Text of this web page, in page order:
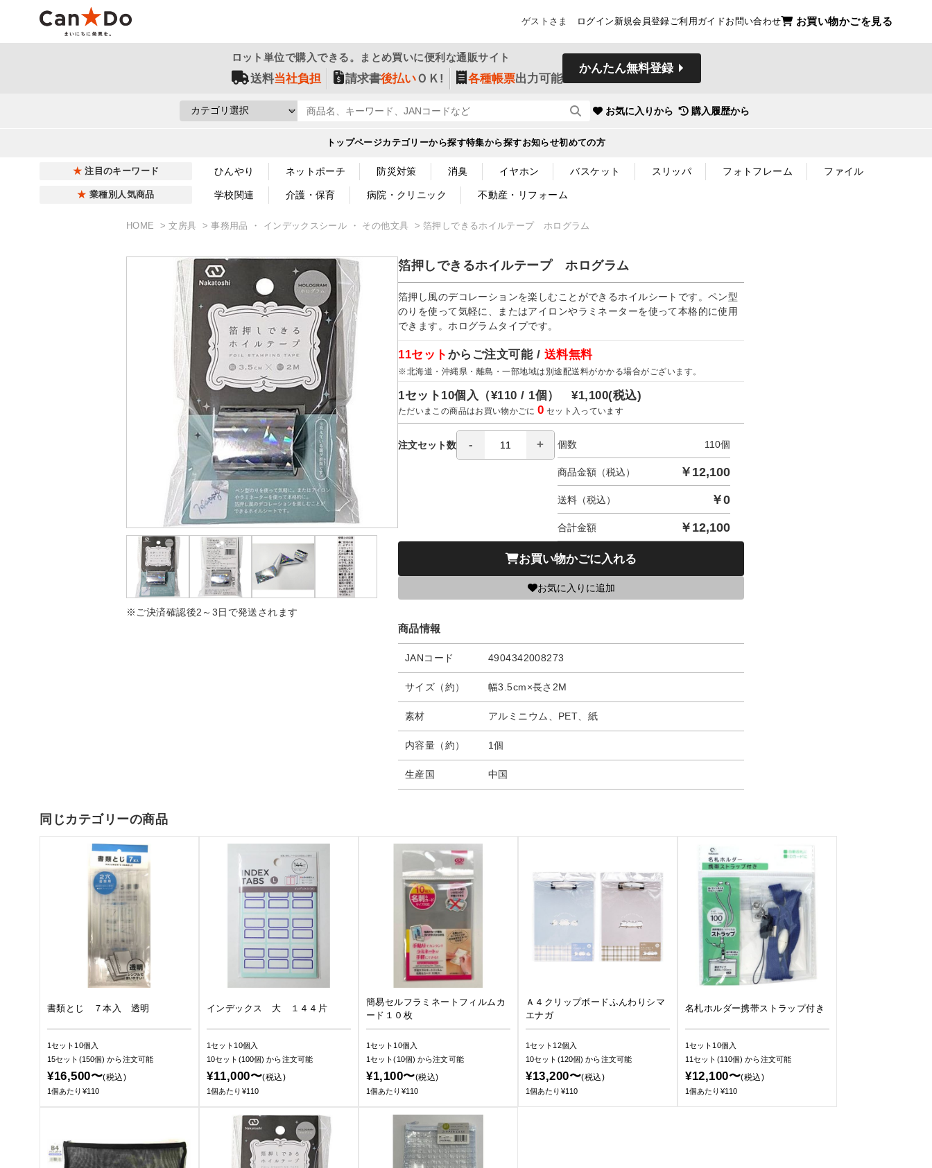
ゲストさま ログイン 新規会員登録ご利用ガイドお問い合わせ お買い物かごを見る
ロット単位で購入できる。まとめ買いに便利な通販サイト
送料当社負担 請求書後払いＯＫ! 各種帳票出力可能
かんたん無料登録
お気に入りから 購入履歴から
トップページカテゴリーから探す特集から探すお知らせ初めての方
注目のキーワード ひんやり ネットポーチ 防災対策 消臭 イヤホン バスケット スリッパ フォトフレーム ファイル
業種別人気商品 学校関連 介護・保育 病院・クリニック 不動産・リフォーム
HOME 文房具 事務用品 ・ インデックスシール ・ その他文具 箔押しできるホイルテープ ホログラム
※ご決済確認後2～3日で発送されます
箔押しできるホイルテープ ホログラム
箔押し風のデコレーションを楽しむことができるホイルシートです。ペン型
のりを使って気軽に、またはアイロンやラミネーターを使って本格的に使用
できます。ホログラムタイプです。
11セット からご注文可能 / 送料無料
※北海道・沖縄県・離島・一部地域は別途配送料がかかる場合がございます。
1セット10個入（¥110 / 1個）¥1,100(税込)
ただいまこの商品はお買い物かごに0 セット入っています
注文セット数 個数 110個
商品金額（税込） ￥ 12,100
送料（税込） ￥0
合計金額 ￥ 12,100
お買い物かごに入れる
お気に入りに追加
商品情報
JANコード 4904342008273
サイズ（約） 幅3.5cm×長さ2M
素材 アルミニウム、PET、紙
内容量（約） 1個
生産国 中国
同じカテゴリーの商品
書類とじ ７本入 透明
1セット10個入
15セット(150個)から注文可能
¥16,500〜(税込)
1個あたり¥110
インデックス 大 １４４片
1セット10個入
10セット(100個)から注文可能
¥11,000〜(税込)
1個あたり¥110
簡易セルフラミネートフィルムカ
ード１０枚
1セット10個入
1セット(10個)から注文可能
¥1,100〜(税込)
1個あたり¥110
Ａ４クリップボードふんわりシマ
エナガ
1セット12個入
10セット(120個)から注文可能
¥13,200〜(税込)
1個あたり¥110
名札ホルダー携帯ストラップ付き
1セット10個入
11セット(110個)から注文可能
¥12,100〜(税込)
1個あたり¥110